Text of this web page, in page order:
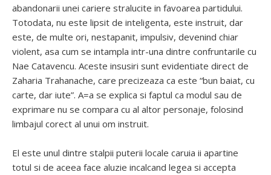
abandonarii unei cariere stralucite in favoarea partidului.
Totodata, nu este lipsit de inteligenta, este instruit, dar
este, de multe ori, nestapanit, impulsiv, devenind chiar
violent, asa cum se intampla intr-una dintre confruntarile cu
Nae Catavencu. Aceste insusiri sunt evidentiate direct de
Zaharia Trahanache, care precizeaza ca este “bun baiat, cu
carte, dar iute”. A=a se explica si faptul ca modul sau de
exprimare nu se compara cu al altor personaje, folosind
limbajul corect al unui om instruit.
El este unul dintre stalpii puterii locale caruia ii apartine
totul si de aceea face aluzie incalcand legea si accepta